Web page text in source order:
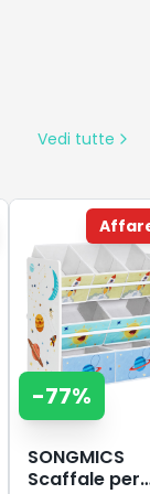
Vedi tutte
-77%
SONGMICS
Scaffale per